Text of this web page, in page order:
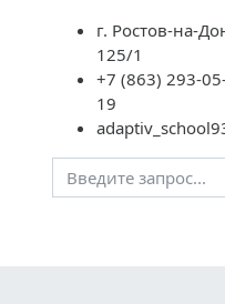
г. Ростов-на-
125/1
+7 (863) 293-
19